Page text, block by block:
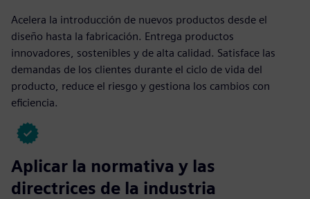
Acelera la introducción de nuevos productos desde el
diseño hasta la fabricación. Entrega productos
innovadores, sostenibles y de alta calidad. Satisface las
demandas de los clientes durante el ciclo de vida del
producto, reduce el riesgo y gestiona los cambios con
eficiencia.
Aplicar la normativa y las
directrices de la industria